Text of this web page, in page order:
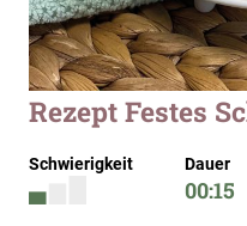
Zum
Anfang
Bildergalerie
springen
Rezept Festes
Schwierigkeit Dauer
00:15